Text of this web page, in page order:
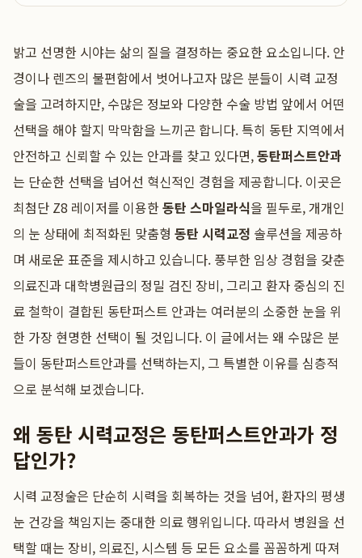
밝고 선명한 시야는 삶의 질을 결정하는 중요한 요소입니다. 안
경이나 렌즈의 불편함에서 벗어나고자 많은 분들이 시력 교정
술을 고려하지만, 수많은 정보와 다양한 수술 방법 앞에서 어떤
선택을 해야 할지 막막함을 느끼곤 합니다. 특히 동탄 지역에서
안전하고 신뢰할 수 있는 안과를 찾고 있다면,동탄퍼스트안과
는 단순한 선택을 넘어선 혁신적인 경험을 제공합니다. 이곳은
최첨단 Z8 레이저를 이용한동탄 스마일라식을 필두로, 개개인
의 눈 상태에 최적화된 맞춤형 동탄 시력교정 솔루션을 제공하
며 새로운 표준을 제시하고 있습니다. 풍부한 임상 경험을 갖춘
의료진과 대학병원급의 정밀 검진 장비, 그리고 환자 중심의 진
료 철학이 결합된 동탄퍼스트 안과는 여러분의 소중한 눈을 위
한 가장 현명한 선택이 될 것입니다. 이 글에서는 왜 수많은 분
들이 동탄퍼스트안과를 선택하는지, 그 특별한 이유를 심층적
으로 분석해 보겠습니다.
왜 동탄 시력교정은 동탄퍼스트안과가 정
답인가?
시력 교정술은 단순히 시력을 회복하는 것을 넘어, 환자의 평생
눈 건강을 책임지는 중대한 의료 행위입니다. 따라서 병원을 선
택할 때는 장비, 의료진, 시스템 등 모든 요소를 꼼꼼하게 따져